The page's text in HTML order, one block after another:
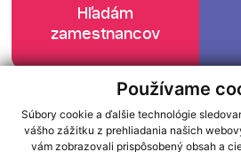
Používame
Súbory cookie a ďalšie technológie
vášho zážitku z prehliadania našich
vám zobrazovali prispôsobený obsah a
Hľadám
zamestnancov
Facebook|Instagram|
GDPR Cookies